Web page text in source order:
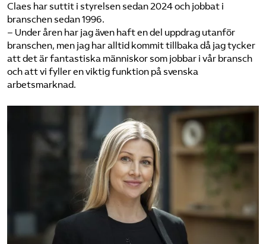
Claes har suttit i styrelsen sedan 2024 och jobbat i
branschen sedan 1996.
– Under åren har jag även haft en del uppdrag utanför
branschen, men jag har alltid kommit tillbaka då jag tycker
att det är fantastiska människor som jobbar i vår bransch
och att vi fyller en viktig funktion på svenska
arbetsmarknad.